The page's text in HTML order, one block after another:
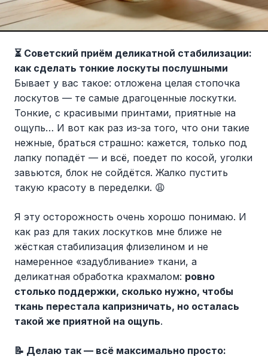
⏳ Советский приём деликатной стабилизации:
как сделать тонкие лоскуты послушными
Бывает у вас такое: отложена целая стопочка
лоскутов — те самые драгоценные лоскутки.
Тонкие, с красивыми принтами, приятные на
ощупь… И вот как раз из‑за того, что они такие
нежные, браться страшно: кажется, только под
лапку попадёт — и всё, поедет по косой, уголки
завьются, блок не сойдётся. Жалко пустить
такую красоту в переделки. 😩
Я эту осторожность очень хорошо понимаю. И
как раз для таких лоскутков мне ближе не
жёсткая стабилизация флизелином и не
намеренное «задубливание» ткани, а
деликатная обработка крахмалом: ровно
столько поддержки, сколько нужно, чтобы
ткань перестала капризничать, но осталась
такой же приятной на ощупь.
📝 Делаю так — всё максимально просто: